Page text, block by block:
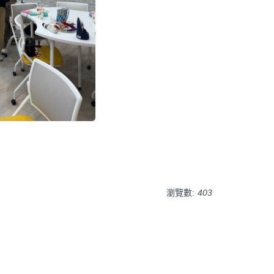
瀏覽數: 403